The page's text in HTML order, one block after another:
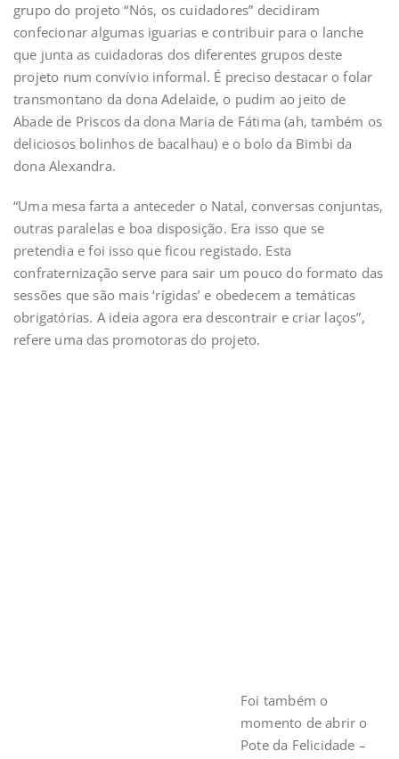
grupo do projeto “Nós, os cuidadores” decidiram
confecionar algumas iguarias e contribuir para o lanche
que junta as cuidadoras dos diferentes grupos deste
projeto num convívio informal. É preciso destacar o folar
transmontano da dona Adelaide, o pudim ao jeito de
Abade de Priscos da dona Maria de Fátima (ah, também os
deliciosos bolinhos de bacalhau) e o bolo da Bimbi da
dona Alexandra.
“Uma mesa farta a anteceder o Natal, conversas conjuntas,
outras paralelas e boa disposição. Era isso que se
pretendia e foi isso que ficou registado. Esta
confraternização serve para sair um pouco do formato das
sessões que são mais ‘rígidas’ e obedecem a temáticas
obrigatórias. A ideia agora era descontrair e criar laços”,
refere uma das promotoras do projeto.
Foi também o
momento de abrir o
Pote da Felicidade –